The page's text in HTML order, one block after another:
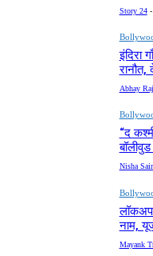
Story 24 -
इंदिरा
Abhay Raj
“द
Nisha
लॉकअप
नाम,
Mayank